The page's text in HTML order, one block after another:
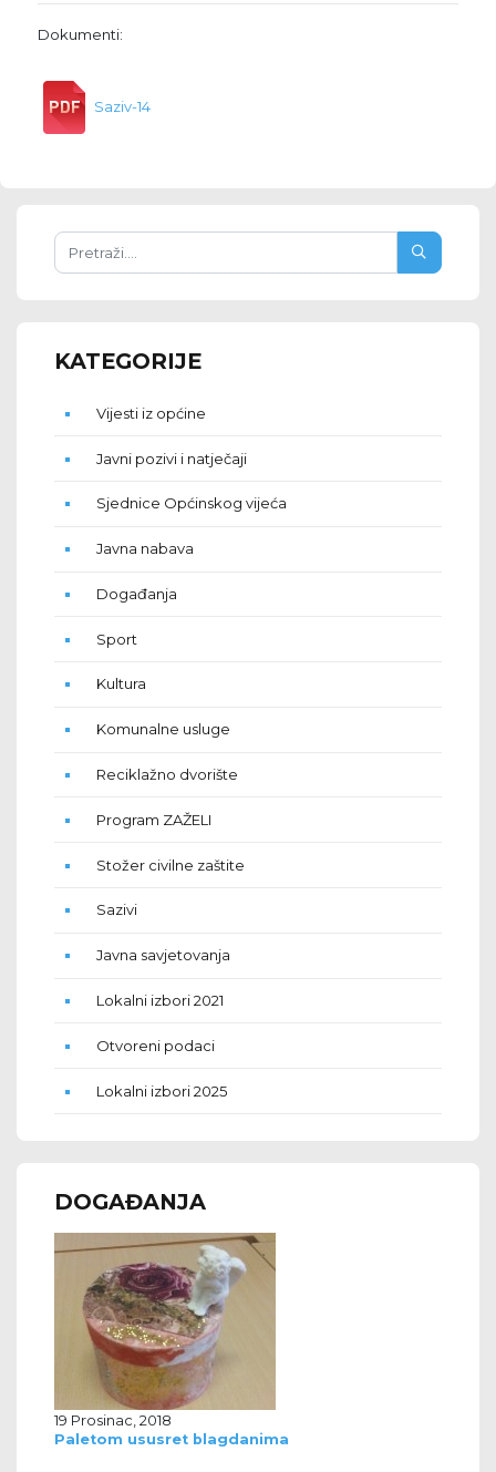
Dokumenti:
Saziv-14
KATEGORIJE
Vijesti iz općine
Javni pozivi i natječaji
Sjednice Općinskog vijeća
Javna nabava
Događanja
Sport
Kultura
Komunalne usluge
Reciklažno dvorište
Program ZAŽELI
Stožer civilne zaštite
Sazivi
Javna savjetovanja
Lokalni izbori 2021
Otvoreni podaci
Lokalni izbori 2025
DOGAĐANJA
19 Prosinac, 2018
Paletom ususret blagdanima